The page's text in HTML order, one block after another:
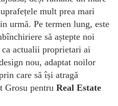
mult prea mari
urmă. Pe termen lung, este
să aștepte noi
actualii proprietari ai
nou, adaptat noilor
care să își atragă
Grosu pentru Real Estate